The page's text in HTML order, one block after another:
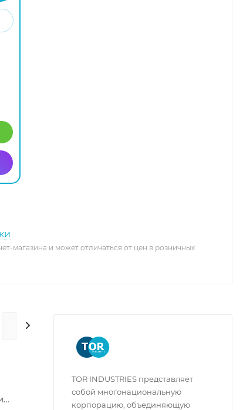
магазина и может отличаться от цен в розничных
ГАРАНТИЯ И СЕРВИС
TOR INDUSTRIES представляет
собой многонациональную
корпорацию, объединяющую